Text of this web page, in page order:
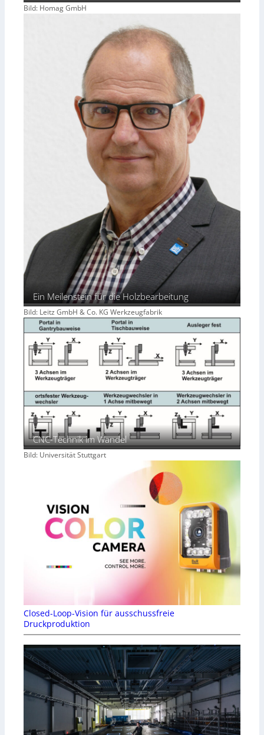
Bild: Homag GmbH
Ein Meilenstein für die Holzbearbeitung
Bild: Leitz GmbH & Co. KG Werkzeugfabrik
CNC-Technik im Wandel
Bild: Universität Stuttgart
Closed-Loop-Vision für ausschussfreie
Druckproduktion